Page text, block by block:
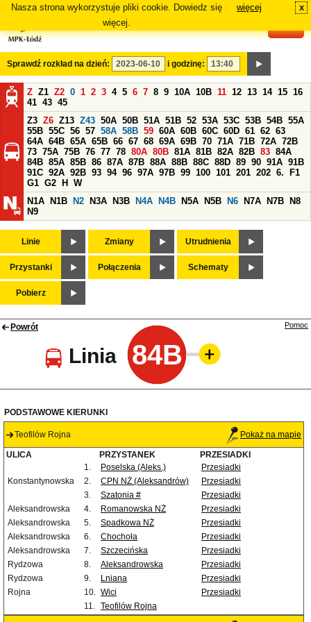
Nasza strona wykorzystuje pliki cookie. Dowiedz się
więcej.
więcej x
Sprawdź rozkład na dzień: i godzinę:
Z Z1 Z2 0 1 2 3 4 5 6 7 8 9 10A 10B 11 12 13 14 15 16
41 43 45
Z3 Z6 Z13 Z43 50A 50B 51A 51B 52 53A 53C 53B 54B 55A
55B 55C 56 57 58A 58B 59 60A 60B 60C 60D 61 62 63
64A 64B 65A 65B 66 67 68 69A 69B 70 71A 71B 72A 72B
73 75A 75B 76 77 78 80A 80B 81A 81B 82A 82B 83 84A
84B 85A 85B 86 87A 87B 88A 88B 88C 88D 89 90 91A 91B
91C 92A 92B 93 94 96 97A 97B 99 100 101 201 202 6.
F1
G1 G2 H
W
N1A
N1B N2 N3A N3B N4A N4B N5A N5B N6 N7A N7B
N8
N9
Linie Zmiany Utrudnienia
Przystanki Połączenia Schematy
Pobierz
Powrót
Linia 84B
Pomoc
PODSTAWOWE KIERUNKI
Teofilów Rojna Pokaż na mapie
ULICA PRZYSTANEK
PRZESIADKI
1.
Poselska (Aleks.)
Przesiadki
Konstantynowska
2. CPN NŻ (Aleksandrów)
Przesiadki
3.
Szatonia #
Przesiadki
Aleksandrowska
4. Romanowska NŻ
Przesiadki
Aleksandrowska
5. Spadkowa NŻ
Przesiadki
Aleksandrowska
6. Chochoła
Przesiadki
Aleksandrowska
7. Szczecińska
Przesiadki
Rydzowa
8. Aleksandrowska
Przesiadki
Rydzowa
9. Lniana
Przesiadki
Rojna
10. Wici
Przesiadki
11. Teofilów Rojna